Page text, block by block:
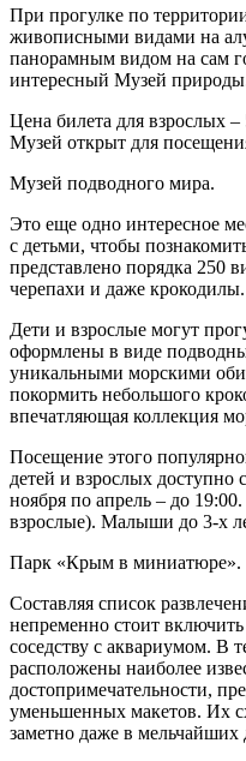
При прогулке по
живописными видами на
панорамным видом на сам
интересный Музей
Цена билета для взрослых
Музей открыт для
Музей подводного мира.
Это еще одно интересное
с детьми, чтобы
представлено порядка 250
черепахи и даже крокодилы.
Дети и взрослые могут
оформлены в виде
уникальными морскими
покормить небольшого
впечатляющая коллекция
Посещение этого
детей и взрослых доступно
ноября по апрель – до
взрослые). Малыши до 3-х
Парк «Крым в миниатюре».
Составляя список
непременно стоит
соседству с аквариумом. В
расположены наиболее
достопримечательности,
уменьшенных макетов. Их
заметно даже в мельчайших